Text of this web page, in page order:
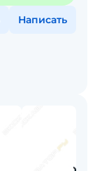
Написать